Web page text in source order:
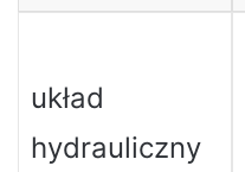
układ
hydrauliczny